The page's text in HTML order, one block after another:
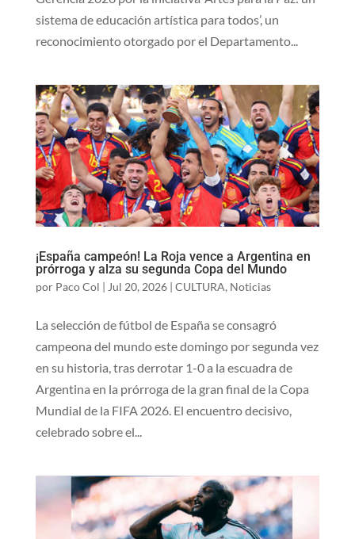
sistema de educación artística para todos’, un
reconocimiento otorgado por el Departamento...
¡España campeón! La Roja vence a Argentina en
prórroga y alza su segunda Copa del Mundo
por Paco Col | Jul 20, 2026| CULTURA, Noticias
La selección de fútbol de España se consagró
campeona del mundo este domingo por segunda vez
en su historia, tras derrotar 1-0 a la escuadra de
Argentina en la prórroga de la gran final de la Copa
Mundial de la FIFA 2026. El encuentro decisivo,
celebrado sobre el...